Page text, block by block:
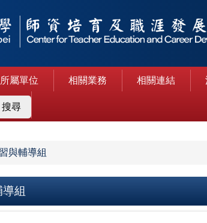
所屬單位 相關業務 相關連結
搜尋
與輔導組
組